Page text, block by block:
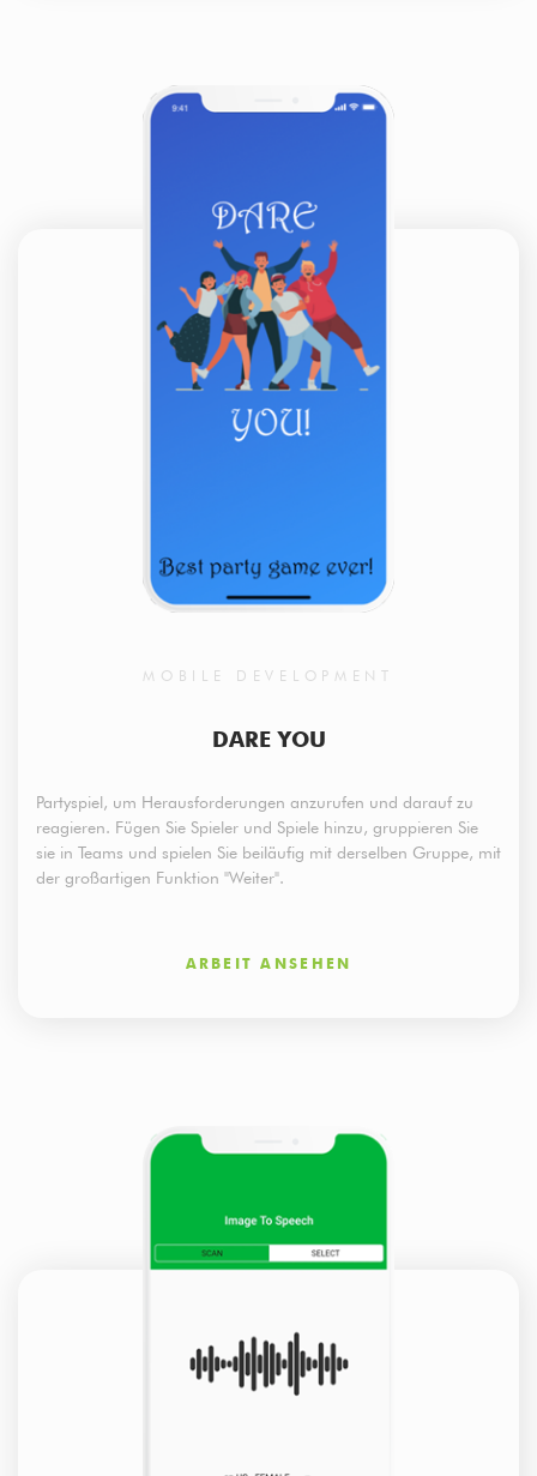
MOBILE DEVELOPMENT
DARE YOU
Partyspiel, um Herausforderungen anzurufen und darauf zu
reagieren. Fügen Sie Spieler und Spiele hinzu, gruppieren Sie
sie in Teams und spielen Sie beiläufig mit derselben Gruppe, mit
der großartigen Funktion "Weiter".
ARBEIT ANSEHEN